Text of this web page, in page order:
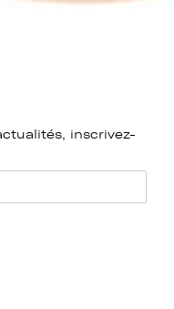
inscrivez-